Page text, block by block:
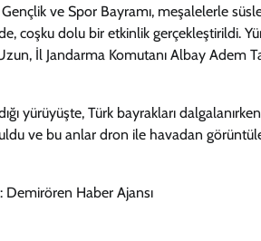
Gençlik ve Spor Bayramı, meşalelerle
coşku dolu bir etkinlik gerçekleştirildi.
İl Jandarma Komutanı Albay Adem
yürüyüşte, Türk bayrakları
ve bu anlar dron ile havadan
Demirören Haber Ajansı